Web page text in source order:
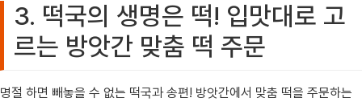
3. 떡국의 생명은 떡! 입맛대로 고
르는 방앗간 맞춤 떡 주문
명절 하면 빼놓을 수 없는 떡국과 송편! 방앗간에서 맞춤 떡을 주문하는